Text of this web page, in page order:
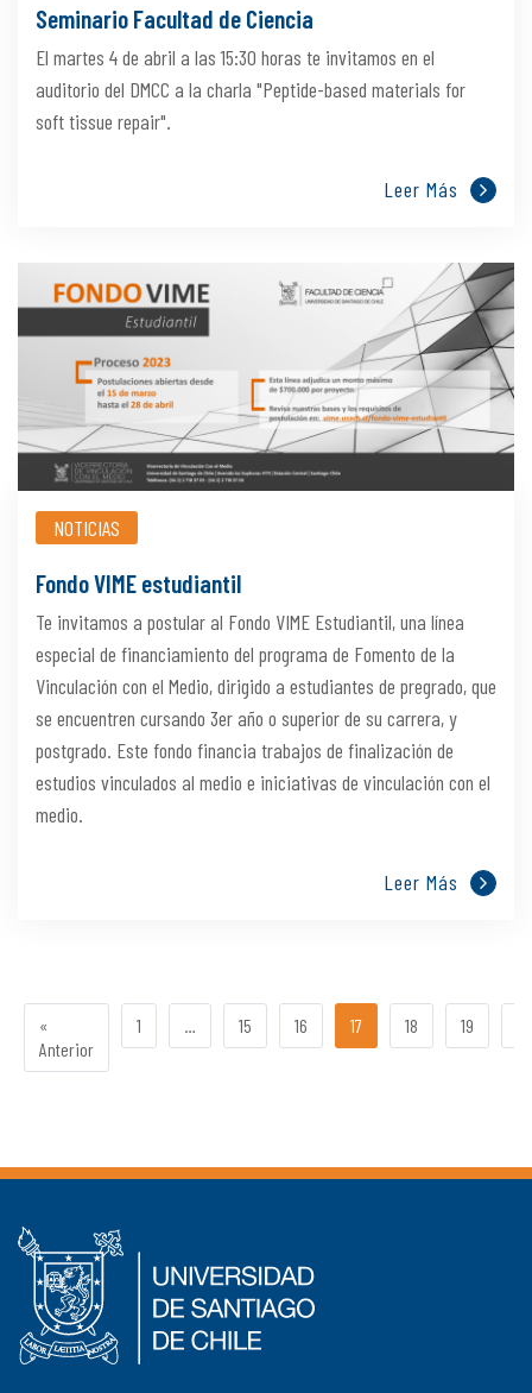
Seminario Facultad de Ciencia
El martes 4 de abril a las 15:30 horas te invitamos en el
auditorio del DMCC a la charla "Peptide-based materials for
soft tissue repair".
Leer Más
NOTICIAS
Fondo VIME estudiantil
Te invitamos a postular al Fondo VIME Estudiantil, una línea
especial de financiamiento del programa de Fomento de la
Vinculación con el Medio, dirigido a estudiantes de pregrado, que
se encuentren cursando 3er año o superior de su carrera, y
postgrado. Este fondo financia trabajos de finalización de
estudios vinculados al medio e iniciativas de vinculación con el
medio.
Leer Más
«
Anterior
1 … 15 16 17 18 19